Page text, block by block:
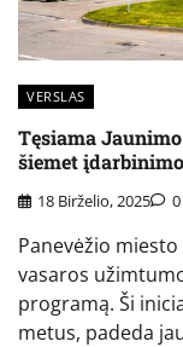
VERSLAS
Tęsiama
šiemet
18 Birželio, 2025 0
Panevėžio
vasaros
programą. Ši
metus, padeda